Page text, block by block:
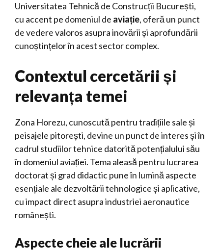
Universitatea Tehnică de Construcții București,
cu accent pe domeniul de aviație, oferă un punct
de vedere valoros asupra inovării și aprofundării
cunoștințelor în acest sector complex.
Contextul cercetării și
relevanța temei
Zona Horezu, cunoscută pentru tradițiile sale și
peisajele pitorești, devine un punct de interes și în
cadrul studiilor tehnice datorită potențialului său
în domeniul aviației. Tema aleasă pentru lucrarea
doctorat și grad didactic pune în lumină aspecte
esențiale ale dezvoltării tehnologice și aplicative,
cu impact direct asupra industriei aeronautice
românești.
Aspecte cheie ale lucrării